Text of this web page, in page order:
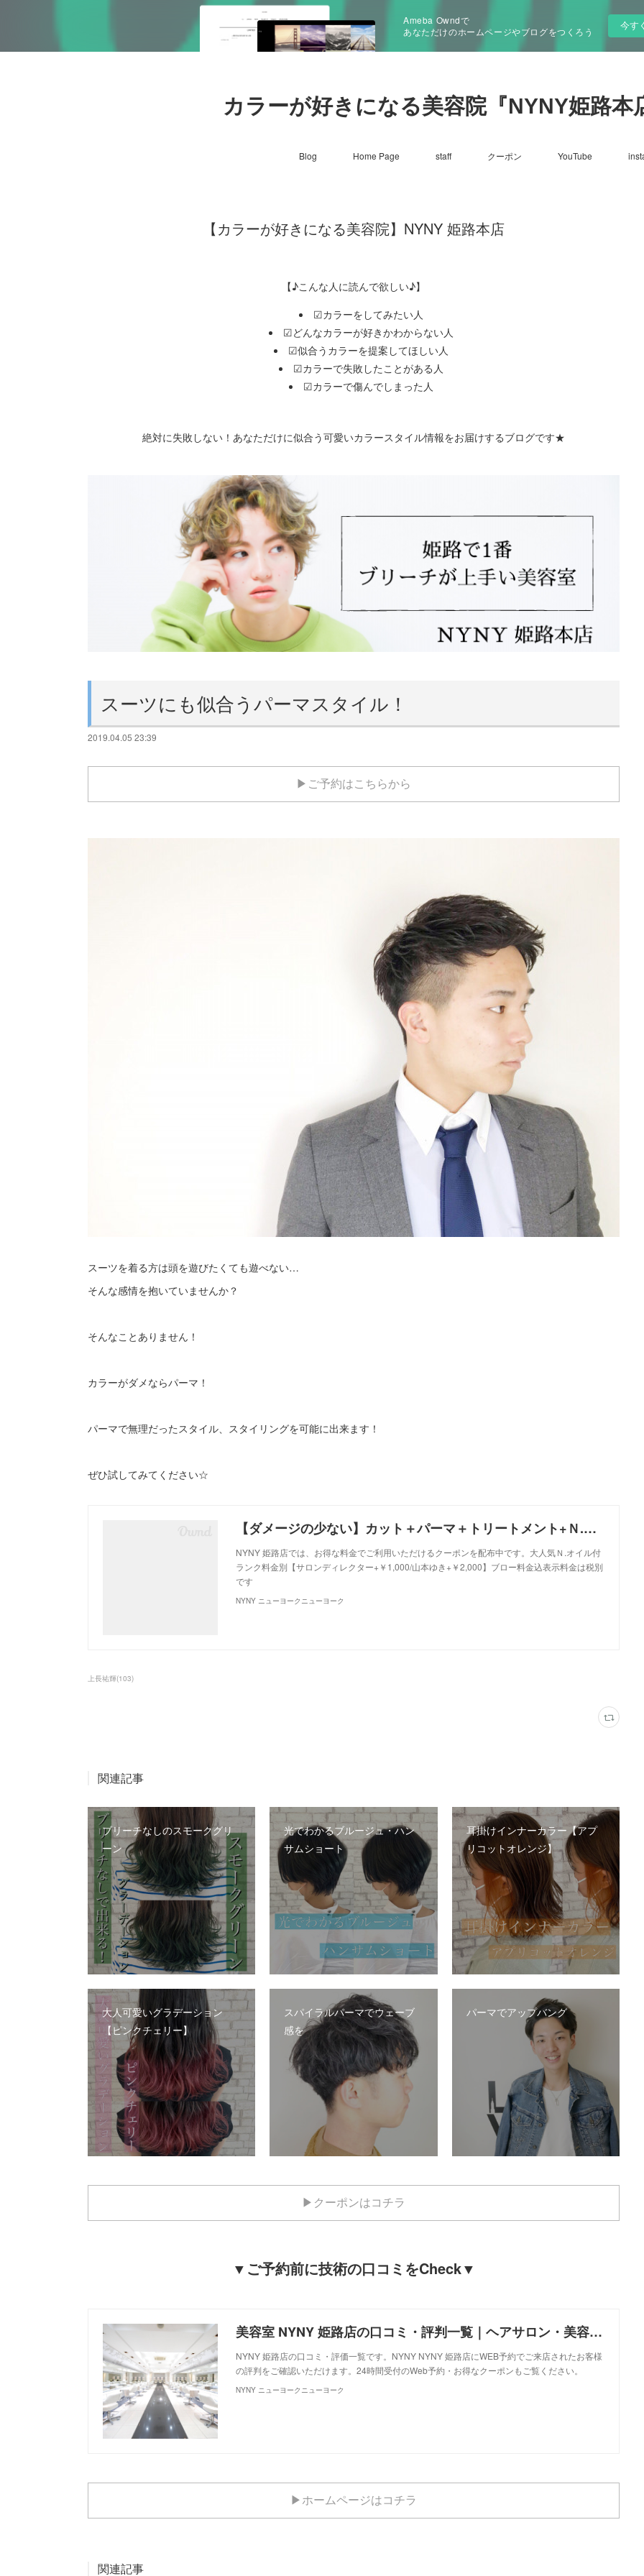
Ameba Owndで
あなただけのホームページやブログをつくろう
今す
カラーが好きになる美容院『NYNY姫路本
Blog Home Page staff クーポン YouTube
【カラーが好きになる美容院】NYNY 姫路本店
【♪こんな人に読んで欲しい♪】
☑カラーをしてみたい人
☑どんなカラーが好きかわからない人
☑似合うカラーを提案してほしい人
☑カラーで失敗したことがある人
☑カラーで傷んでしまった人
絶対に失敗しない！あなただけに似合う可愛いカラースタイル情報をお届けするブログです★
スーツにも似合うパーマスタイル！
2019.04.05 23:39
▶ご予約はこちらから
スーツを着る方は頭を遊びたくても遊べない…
そんな感情を抱いていませんか？
そんなことありません！
カラーがダメならパーマ！
パーマで無理だったスタイル、スタイリングを可能に出来ます！
ぜひ試してみてください☆
【ダメージの少ない】カット＋パーマ＋トリートメント+Ｎ.オイル付｜クーポン｜美容室 NYNY NYNY 姫路店｜ヘアサロン・美容院｜ニューヨークニューヨーク
NYNY 姫路店では、お得な料金でご利用いただけるクーポンを配布中です。大人気Ｎ.オイル付
ランク料金別【サロンディレクター+￥1,000/山本ゆき+￥2,000】ブロー料金込表示料金は税別
です
NYNY ニューヨークニューヨーク
上長祐輝(103)
関連記事
ブリーチなしのスモークグリ
ーン
光でわかるブルージュ・ハン
サムショート
耳掛けインナーカラー【アプ
リコットオレンジ】
大人可愛いグラデーション
【ピンクチェリー】
スパイラルパーマでウェーブ
感を
パーマでアップバング
▶クーポンはコチラ
▼ご予約前に技術の口コミをCheck▼
美容室 NYNY 姫路店の口コミ・評判一覧｜ヘアサロン・美容院｜ニューヨークニューヨーク
NYNY 姫路店の口コミ・評価一覧です。NYNY NYNY 姫路店にWEB予約でご来店されたお客様
の評判をご確認いただけます。24時間受付のWeb予約・お得なクーポンもご覧ください。
NYNY ニューヨークニューヨーク
▶ホームページはコチラ
関連記事